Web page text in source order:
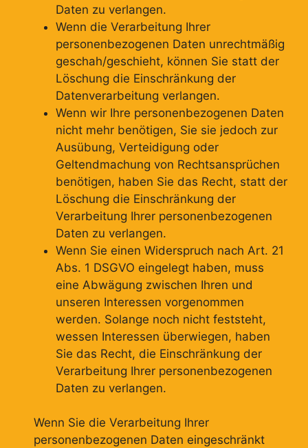
Daten zu verlangen.
Wenn die Verarbeitung Ihrer
personenbezogenen Daten unrechtmäßig
geschah/geschieht, können Sie statt der
Löschung die Einschränkung der
Datenverarbeitung verlangen.
Wenn wir Ihre personenbezogenen Daten
nicht mehr benötigen, Sie sie jedoch zur
Ausübung, Verteidigung oder
Geltendmachung von Rechtsansprüchen
benötigen, haben Sie das Recht, statt der
Löschung die Einschränkung der
Verarbeitung Ihrer personenbezogenen
Daten zu verlangen.
Wenn Sie einen Widerspruch nach Art. 21
Abs. 1 DSGVO eingelegt haben, muss
eine Abwägung zwischen Ihren und
unseren Interessen vorgenommen
werden. Solange noch nicht feststeht,
wessen Interessen überwiegen, haben
Sie das Recht, die Einschränkung der
Verarbeitung Ihrer personenbezogenen
Daten zu verlangen.
Wenn Sie die Verarbeitung Ihrer
personenbezogenen Daten eingeschränkt